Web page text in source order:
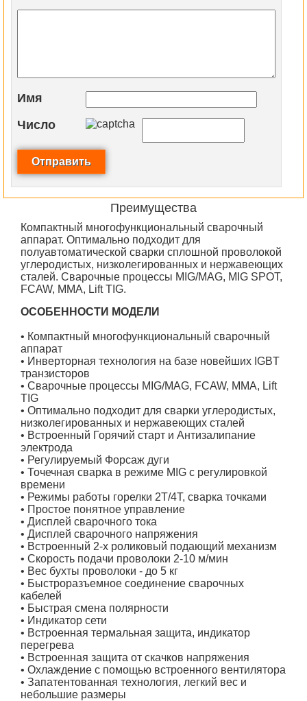
Имя
Число
Преимущества
Компактный многофункциональный сварочный
аппарат. Оптимально подходит для
полуавтоматической сварки сплошной проволокой
углеродистых, низколегированных и нержавеющих
сталей. Сварочные процессы MIG/MAG, MIG SPOT,
FCAW, MMA, Lift TIG.
ОСОБЕННОСТИ МОДЕЛИ
• Компактный многофункциональный сварочный
аппарат
• Инверторная технология на базе новейших IGBT
транзисторов
• Сварочные процессы MIG/MAG, FCAW, MMA, Lift
TIG
• Оптимально подходит для сварки углеродистых,
низколегированных и нержавеющих сталей
• Встроенный Горячий старт и Антизалипание
электрода
• Регулируемый Форсаж дуги
• Точечная сварка в режиме MIG c регулировкой
времени
• Режимы работы горелки 2Т/4Т, сварка точками
• Простое понятное управление
• Дисплей сварочного тока
• Дисплей сварочного напряжения
• Встроенный 2-х роликовый подающий механизм
• Скорость подачи проволоки 2-10 м/мин
• Вес бухты проволоки - до 5 кг
• Быстроразъемное соединение сварочных
кабелей
• Быстрая смена полярности
• Индикатор сети
• Встроенная термальная защита, индикатор
перегрева
• Встроенная защита от скачков напряжения
• Охлаждение с помощью встроенного вентилятора
• Запатентованная технология, легкий вес и
небольшие размеры